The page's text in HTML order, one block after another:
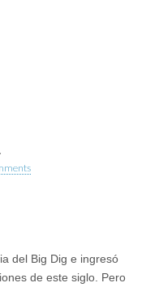
del Big Dig e ingresó
de este siglo. Pero